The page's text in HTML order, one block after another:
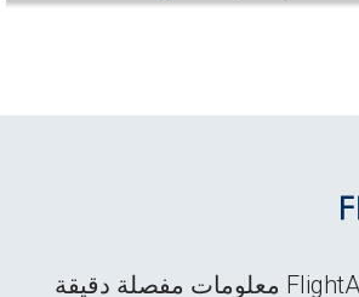
يقدم موقع FlightAware معلومات مفصلة دقيقة